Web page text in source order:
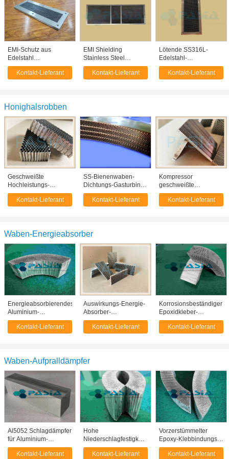
EMI-Schutz aus
Edelstahl
Honigtuchventilationsplatten
0,8 mm Diameter
Kontakt-Lieferant
EMI Shielding
Stainless Steel
Honeycomb-Entlüftung
täfelt 0.8mm
Kontakt-Lieferant
Lötende SS316L-
Edelstahl-
Bienenwaben-
Belüftungsöffnung für
Kontakt-Lieferant
Honighalsrobben
Geschweißte
Hochleistungs-
Honeycomb-
Gasturbinen-
Kontakt-Lieferant
SS-Bienenwaben-
Dichtungs-Gasturbine,
Turbinen-
Stahlbienenwaben-
Kontakt-Lieferant
Kompressor
geschweißte
Honigsackdichtung
Gasturbine hohe
Kontakt-Lieferant
Waben-Energieabsorber
Energieabsorbierendes
Aluminium-
Honeyballkern
Leichtgewicht
Kontakt-Lieferant
Auswirkungs-Energie-
Absorber-
Aluminiumwabenkern
für Schiffbau
Kontakt-Lieferant
Korrosionsbeständiger
Epoxidkleber-
gebundener
Aluminiumwaben-
Kontakt-Lieferant
Waben-Aufpralldämpfer
Al5052 Schlagdämpfer
für Aluminium-
Honeyballstruktur
Kontakt-Lieferant
Hohe
Niederschlagfestigkeit
Leichtgewichts-
Einschlagsschwächer
Kontakt-Lieferant
Vorzerstümmelter
Epoxy-Klebbindungs-
Schlagdämpfer aus
Aluminium aus
Kontakt-Lieferant